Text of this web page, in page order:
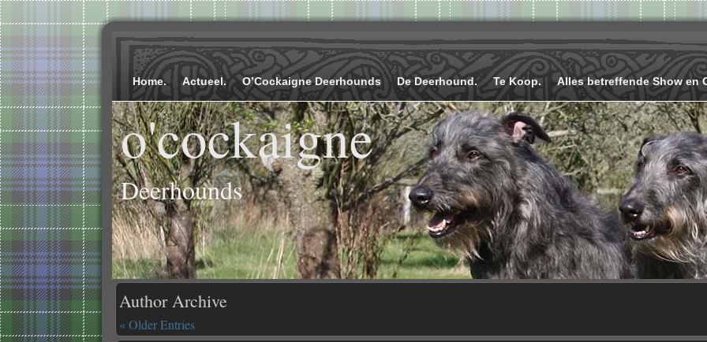
Home. Actueel. O’Cockaigne Deerhounds De Deerhound. Te Koop. Alles betreffende Show en
o'cockaigne
Deerhounds
Author Archive
« Older Entries